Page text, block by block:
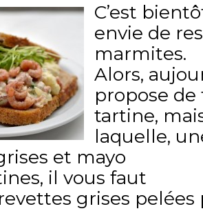
C’est
envie de
marmites.
Alors,
propose
tartine,
laquelle,
et mayo
il vous faut
grises